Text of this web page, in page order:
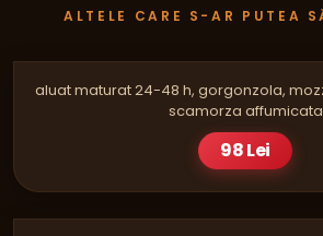
ALTELE CARE S-AR PUTEA
QUATTRO FORMAGGI
PIZZA
aluat maturat 24-48 h, gorgonzola,
scamorza affumicata
98 Lei
CARBONARA
PIZZA